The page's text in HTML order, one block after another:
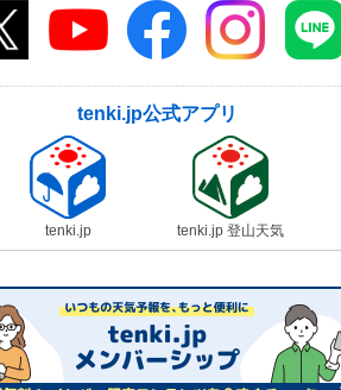
tenki.jp公式アプリ
tenki.jp tenki.jp 登山天気